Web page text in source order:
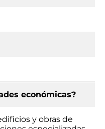
económicas?
y obras de